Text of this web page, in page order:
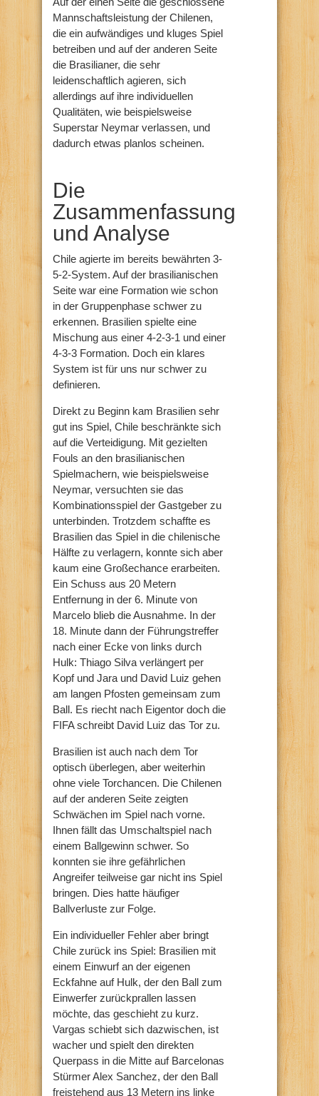
Mannschaftsleistung der Chilenen,
die ein aufwändiges und kluges Spiel
betreiben und auf der anderen Seite
die Brasilianer, die sehr
leidenschaftlich agieren, sich
allerdings auf ihre individuellen
Qualitäten, wie beispielsweise
Superstar Neymar verlassen, und
dadurch etwas planlos scheinen.
Die
Zusammenfassung
und Analyse
Chile agierte im bereits bewährten 3-
5-2-System. Auf der brasilianischen
Seite war eine Formation wie schon
in der Gruppenphase schwer zu
erkennen. Brasilien spielte eine
Mischung aus einer 4-2-3-1 und einer
4-3-3 Formation. Doch ein klares
System ist für uns nur schwer zu
definieren.
Direkt zu Beginn kam Brasilien sehr
gut ins Spiel, Chile beschränkte sich
auf die Verteidigung. Mit gezielten
Fouls an den brasilianischen
Spielmachern, wie beispielsweise
Neymar, versuchten sie das
Kombinationsspiel der Gastgeber zu
unterbinden. Trotzdem schaffte es
Brasilien das Spiel in die chilenische
Hälfte zu verlagern, konnte sich aber
kaum eine Großechance erarbeiten.
Ein Schuss aus 20 Metern
Entfernung in der 6. Minute von
Marcelo blieb die Ausnahme. In der
18. Minute dann der Führungstreffer
nach einer Ecke von links durch
Hulk: Thiago Silva verlängert per
Kopf und Jara und David Luiz gehen
am langen Pfosten gemeinsam zum
Ball. Es riecht nach Eigentor doch die
FIFA schreibt David Luiz das Tor zu.
Brasilien ist auch nach dem Tor
optisch überlegen, aber weiterhin
ohne viele Torchancen. Die Chilenen
auf der anderen Seite zeigten
Schwächen im Spiel nach vorne.
Ihnen fällt das Umschaltspiel nach
einem Ballgewinn schwer. So
konnten sie ihre gefährlichen
Angreifer teilweise gar nicht ins Spiel
bringen. Dies hatte häufiger
Ballverluste zur Folge.
Ein individueller Fehler aber bringt
Chile zurück ins Spiel: Brasilien mit
einem Einwurf an der eigenen
Eckfahne auf Hulk, der den Ball zum
Einwerfer zurückprallen lassen
möchte, das geschieht zu kurz.
Vargas schiebt sich dazwischen, ist
wacher und spielt den direkten
Querpass in die Mitte auf Barcelonas
Stürmer Alex Sanchez, der den Ball
freistehend aus 13 Metern ins linke